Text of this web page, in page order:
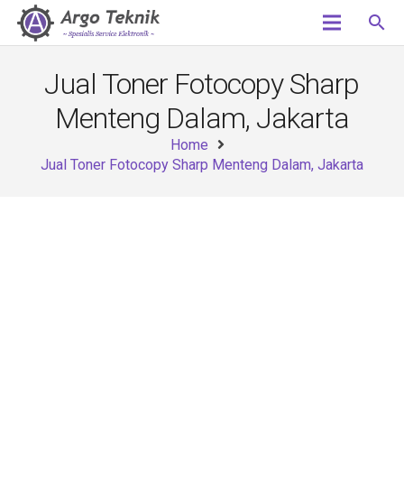
search
Jual Toner Fotocopy Sharp
Menteng Dalam, Jakarta
Home
Jual Toner Fotocopy Sharp Menteng Dalam, Jakarta